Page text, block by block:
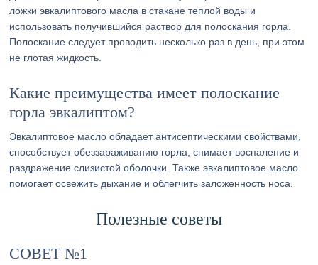
ложки эвкалиптового масла в стакане теплой воды и
использовать получившийся раствор для полоскания горла.
Полоскание следует проводить несколько раз в день, при этом
не глотая жидкость.
Какие преимущества имеет полоскание
горла эвкалиптом?
Эвкалиптовое масло обладает антисептическими свойствами,
способствует обеззараживанию горла, снимает воспаление и
раздражение слизистой оболочки. Также эвкалиптовое масло
помогает освежить дыхание и облегчить заложенность носа.
Полезные советы
СОВЕТ №1